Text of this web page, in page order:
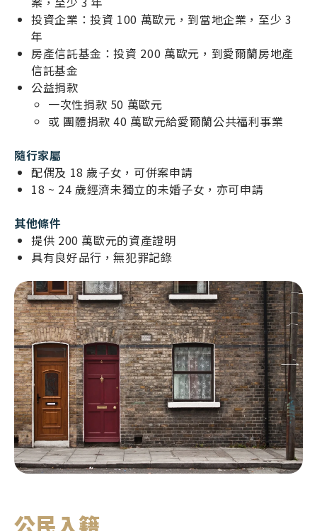
台灣
聖多美普林西比
台灣概述
聖多美普林西比概述
投資企業：投資 100 萬歐元，到當地企業，至少 3
年
房產信託基金：投資 200 萬歐元，到愛爾蘭房地產
信託基金
公益捐款
一次性捐款 50 萬歐元
或 團體捐款 40 萬歐元給愛爾蘭公共福利事業
隨行家屬
配偶及 18 歲子女，可併案申請
18 ~ 24 歲經濟未獨立的未婚子女，亦可申請
其他條件
提供 200 萬歐元的資產證明
具有良好品行，無犯罪記錄
公民入籍